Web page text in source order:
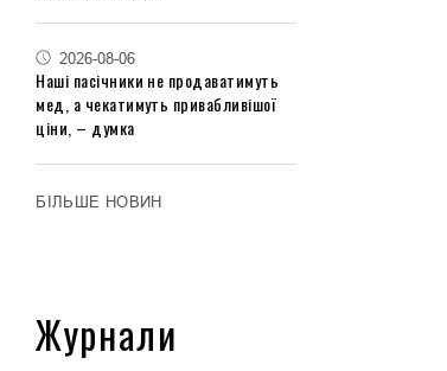
2026-08-06
Наші пасічники не продаватимуть
мед, а чекатимуть привабливішої
ціни, – думка
БІЛЬШЕ НОВИН
Журнали